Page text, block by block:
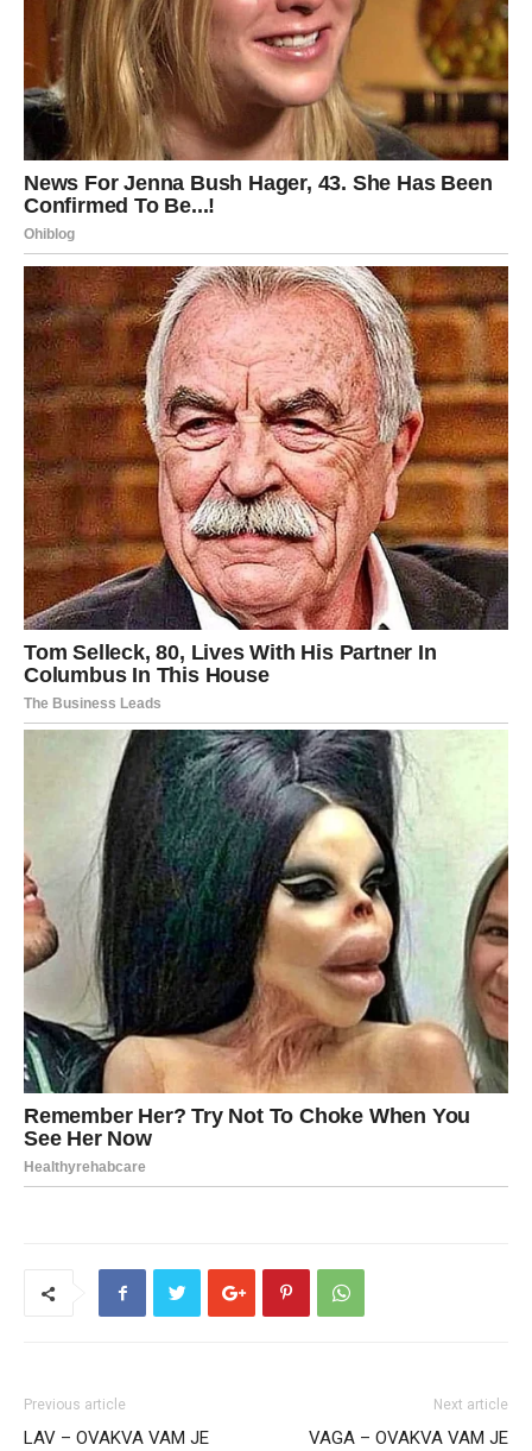
Previous article
LAV – OVAKVA VAM JE
Next article
VAGA – OVAKVA VAM JE